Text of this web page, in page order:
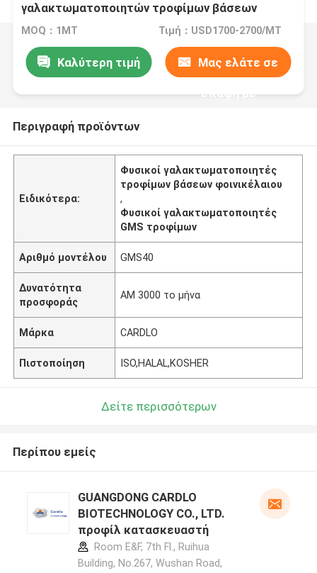
γαλακτωματοποιητών τροφίμων βάσεων
φυσικό
MOQ：1MT Τιμή：USD1700-2700/MT
Καλύτερη τιμή Μας ελάτε σε
επαφή με
Περιγραφή προϊόντων
Ειδικότερα:
Φυσικοί γαλακτωματοποιητές
τροφίμων βάσεων φοινικέλαιου
,
Φυσικοί γαλακτωματοποιητές
GMS τροφίμων
Αριθμό μοντέλου GMS40
Δυνατότητα
προσφοράς
ΑΜ 3000 το μήνα
Μάρκα CARDLO
Πιστοποίηση ISO,HALAL,KOSHER
Δείτε περισσότερων
Περίπου εμείς
GUANGDONG CARDLO
BIOTECHNOLOGY CO., LTD.
προφίλ κατασκευαστή
Room E&F, 7th Fl., Ruihua
Building, No.267, Wushan Road,